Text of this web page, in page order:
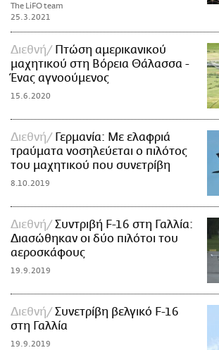
The LiFO team
25.3.2021
Διεθνή
Πτώση αμερικανικού
μαχητικού στη Βόρεια Θάλασσα -
Ένας αγνοούμενος
15.6.2020
Διεθνή
Γερμανία: Με ελαφριά
τραύματα νοσηλεύεται ο πιλότος
του μαχητικού που συνετρίβη
8.10.2019
Διεθνή
Συντριβή F-16 στη Γαλλία:
Διασώθηκαν οι δύο πιλότοι του
αεροσκάφους
19.9.2019
Διεθνή
Συνετρίβη βελγικό F-16
στη Γαλλία
19.9.2019